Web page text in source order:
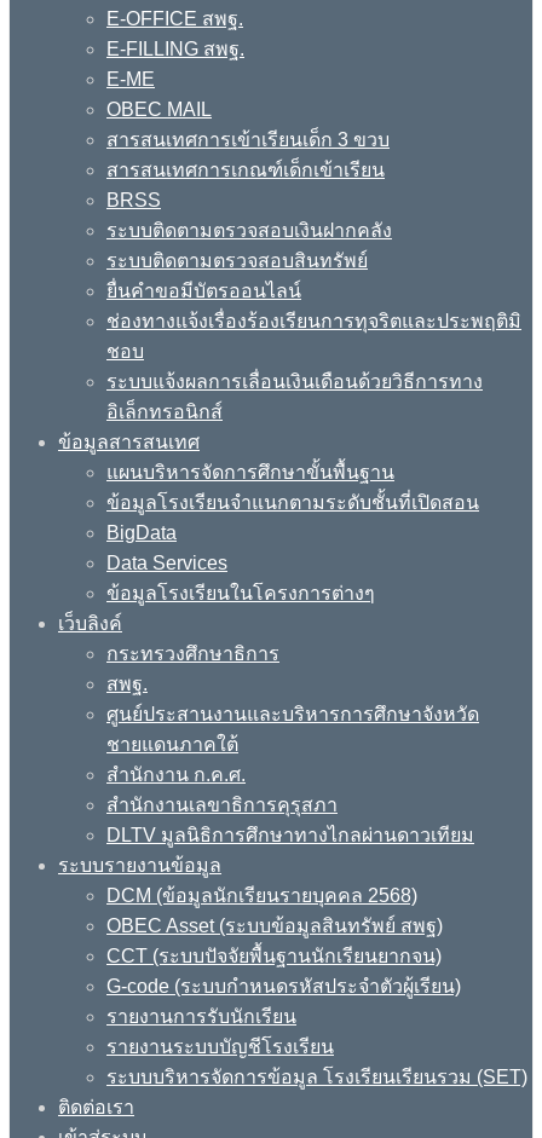
E-OFFICE สพฐ.
E-FILLING สพฐ.
E-ME
OBEC MAIL
สารสนเทศการเข้าเรียนเด็ก 3 ขวบ
สารสนเทศการเกณฑ์เด็กเข้าเรียน
BRSS
ระบบติดตามตรวจสอบเงินฝากคลัง
ระบบติดตามตรวจสอบสินทรัพย์
ยื่นคำขอมีบัตรออนไลน์
ช่องทางแจ้งเรื่องร้องเรียนการทุจริตและประพฤติมิ
ชอบ
ระบบแจ้งผลการเลื่อนเงินเดือนด้วยวิธีการทาง
อิเล็กทรอนิกส์
ข้อมูลสารสนเทศ
แผนบริหารจัดการศึกษาขั้นพื้นฐาน
ข้อมูลโรงเรียนจำแนกตามระดับชั้นที่เปิดสอน
BigData
Data Services
ข้อมูลโรงเรียนในโครงการต่างๆ
เว็บลิงค์
กระทรวงศึกษาธิการ
สพฐ.
ศูนย์ประสานงานและบริหารการศึกษาจังหวัด
ชายแดนภาคใต้
สำนักงาน ก.ค.ศ.
สำนักงานเลขาธิการคุรุสภา
DLTV มูลนิธิการศึกษาทางไกลผ่านดาวเทียม
ระบบรายงานข้อมูล
DCM (ข้อมูลนักเรียนรายบุคคล 2568)
OBEC Asset (ระบบข้อมูลสินทรัพย์ สพฐ)
CCT (ระบบปัจจัยพื้นฐานนักเรียนยากจน)
G-code (ระบบกำหนดรหัสประจำตัวผู้เรียน)
รายงานการรับนักเรียน
รายงานระบบบัญชีโรงเรียน
ระบบบริหารจัดการข้อมูล โรงเรียนเรียนรวม (SET)
ติดต่อเรา